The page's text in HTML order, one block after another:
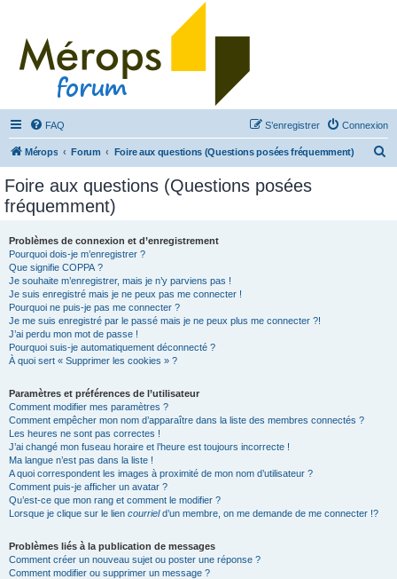
FAQ Connexion
S’enregistrer
Mérops Forum Foire aux questions (Questions posées fréquemment)
Foire aux questions (Questions posées
fréquemment)
Problèmes de connexion et d’enregistrement
Pourquoi dois-je m’enregistrer ?
Que signifie COPPA ?
Je souhaite m’enregistrer, mais je n’y parviens pas !
Je suis enregistré mais je ne peux pas me connecter !
Pourquoi ne puis-je pas me connecter ?
Je me suis enregistré par le passé mais je ne peux plus me connecter ?!
J’ai perdu mon mot de passe !
Pourquoi suis-je automatiquement déconnecté ?
À quoi sert « Supprimer les cookies » ?
Paramètres et préférences de l’utilisateur
Comment modifier mes paramètres ?
Comment empêcher mon nom d’apparaître dans la liste des membres connectés ?
Les heures ne sont pas correctes !
J’ai changé mon fuseau horaire et l’heure est toujours incorrecte !
Ma langue n’est pas dans la liste !
A quoi correspondent les images à proximité de mon nom d’utilisateur ?
Comment puis-je afficher un avatar ?
Qu’est-ce que mon rang et comment le modifier ?
Lorsque je clique sur le lien courrield’un membre, on me demande de me connecter !?
Problèmes liés à la publication de messages
Comment créer un nouveau sujet ou poster une réponse ?
Comment modifier ou supprimer un message ?